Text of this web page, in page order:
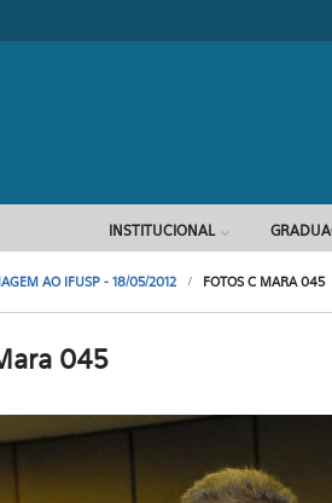
INSTITUCIONAL
AO IFUSP - 18/05/2012 FOTOS C MARA 045
045